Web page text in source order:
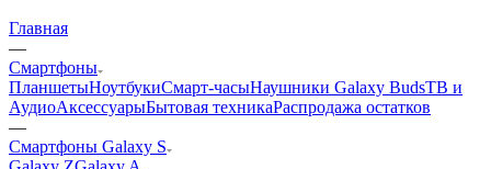
Главная
—
Смартфоны
ПланшетыНоутбукиСмарт-часыНаушники Galaxy BudsТВ и
АудиоАксессуарыБытовая техникаРаспродажа остатков
—
Смартфоны Galaxy S